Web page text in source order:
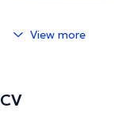
View more
CV